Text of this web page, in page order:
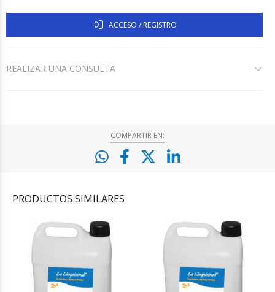
ACCESO / REGISTRO
REALIZAR UNA CONSULTA
COMPARTIR EN:
PRODUCTOS SIMILARES